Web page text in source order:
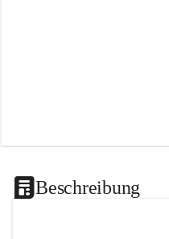
Beschreibung